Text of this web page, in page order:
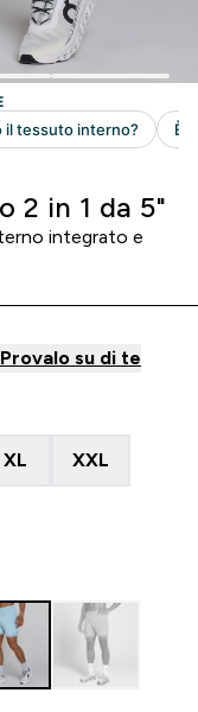
2 in 1 da 5"
integrato e
Provalo su di te
XL XXL